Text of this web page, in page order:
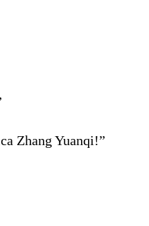
Zhang Yuanqi!”